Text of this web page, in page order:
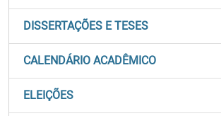
DISSERTAÇÕES E TESES
CALENDÁRIO ACADÊMICO
ELEIÇÕES